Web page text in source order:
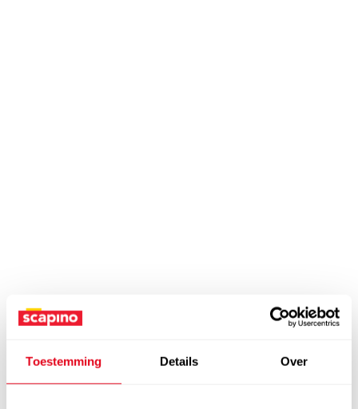
Toestemming Details Over